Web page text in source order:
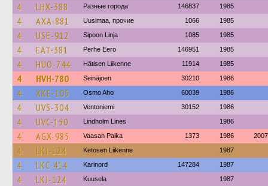
4 LHX-388 Разные города 146837 1985
4 AXA-881 Uusimaa, прочие 1066 1985
4 USE-912 Sipoon Linja 1085 1985
4 EAT-381 Perhe Eero 146951 1985
4 HUO-744 Hätisen Liikenne 11914 1985
4 HVH-780 Seinäjoen 30210 1986
4 XKE-105 Osmo Aho 60039 1986
4 UVS-304 Ventoniemi 30152 1986
4 UVC-150 Lindholm Lines 1986
4 AGX-985 Vaasan Paika 1373 1986 2007
4 LKJ-124 Ketosen Liikenne 1987
4 LKC-414 Karinord 147284 1987
4 LKJ-124 Kuusela 1987